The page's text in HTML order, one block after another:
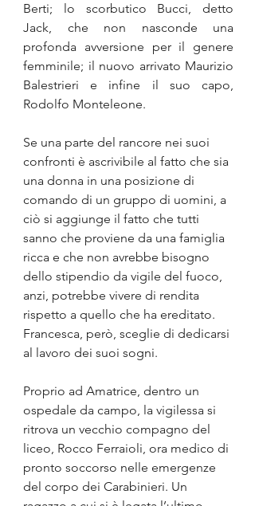
Berti; lo scorbutico Bucci, detto
Jack, che non nasconde una
profonda avversione per il genere
femminile; il nuovo arrivato Maurizio
Balestrieri e infine il suo capo,
Rodolfo Monteleone.
Se una parte del rancore nei suoi
confronti è ascrivibile al fatto che sia
una donna in una posizione di
comando di un gruppo di uomini, a
ciò si aggiunge il fatto che tutti
sanno che proviene da una famiglia
ricca e che non avrebbe bisogno
dello stipendio da vigile del fuoco,
anzi, potrebbe vivere di rendita
rispetto a quello che ha ereditato.
Francesca, però, sceglie di dedicarsi
al lavoro dei suoi sogni.
Proprio ad Amatrice, dentro un
ospedale da campo, la vigilessa si
ritrova un vecchio compagno del
liceo, Rocco Ferraioli, ora medico di
pronto soccorso nelle emergenze
del corpo dei Carabinieri. Un